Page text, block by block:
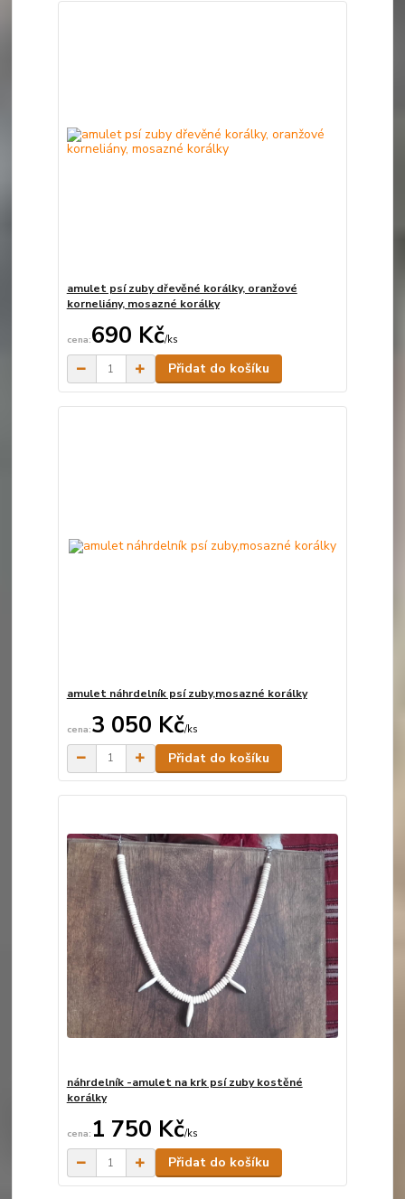
amulet psí zuby dřevěné korálky, oranžové
korneliány, mosazné korálky
690 Kč/ks
Přidat do košíku
amulet náhrdelník psí zuby,mosazné korálky
3 050 Kč/ks
Přidat do košíku
náhrdelník -amulet na krk psí zuby kostěné
korálky
1 750 Kč/ks
Přidat do košíku